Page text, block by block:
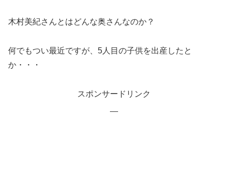
木村美紀さんとはどんな奥さんなのか？
何でもつい最近ですが、5人目の子供を出産したと
か・・・
スポンサードリンク